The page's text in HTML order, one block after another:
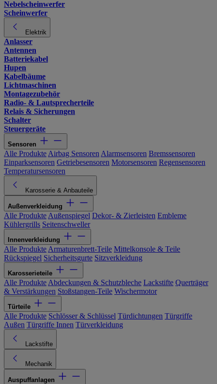
Nebelscheinwerfer
Scheinwerfer
Elektrik
Anlasser
Antennen
Batteriekabel
Hupen
Kabelbäume
Lichtmaschinen
Montagezubehör
Radio- & Lautsprecherteile
Relais & Sicherungen
Schalter
Steuergeräte
Sensoren
Alle Produkte Airbag Sensoren Alarmsensoren Bremssensoren
Einparksensoren Getriebesensoren Motorsensoren Regensensoren
Temperatursensoren
Karosserie & Anbauteile
Außenverkleidung
Alle Produkte Außenspiegel Dekor- & Zierleisten Embleme
Kühlergrills Seitenschweller
Innenverkleidung
Alle Produkte Armaturenbrett-Teile Mittelkonsole & Teile
Rückspiegel Sicherheitsgurte Sitzverkleidung
Karosserieteile
Alle Produkte Abdeckungen & Schutzbleche Lackstifte Querträger
& Verstärkungen Stoßstangen-Teile Wischermotor
Türteile
Alle Produkte Schlösser & Schlüssel Türdichtungen Türgriffe
Außen Türgriffe Innen Türverkleidung
Lackstifte
Mechanik
Auspuffanlagen